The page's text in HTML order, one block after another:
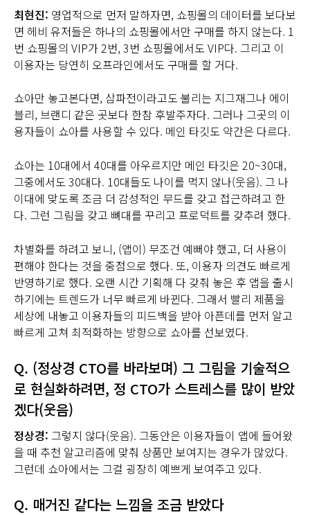
최현진: 영업적으로 먼저 말하자면, 쇼핑몰의 데이터를 보다보
면 헤비 유저들은 하나의 쇼핑몰에서만 구매를 하지 않는다. 1
번 쇼핑몰의 VIP가 2번, 3번 쇼핑몰에서도 VIP다. 그리고 이
이용자는 당연히 오프라인에서도 구매를 할 거다.
쇼아만 놓고본다면, 삼파전이라고도 불리는 지그재그나 에이
블리, 브랜디 같은 곳보다 한참 후발주자다. 그러나 그곳의 이
용자들이 쇼아를 사용할 수 있다. 메인 타깃도 약간은 다르다.
쇼아는 10대에서 40대를 아우르지만 메인 타깃은 20~30대,
그중에서도 30대다. 10대들도 나이를 먹지 않나(웃음). 그 나
이대에 맞도록 조금 더 감성적인 무드를 갖고 접근하려고 한
다. 그런 그림을 갖고 뼈대를 꾸리고 프로덕트를 갖추려 했다.
차별화를 하려고 보니, (앱이) 무조건 예뻐야 했고, 더 사용이
편해야 한다는 것을 중점으로 했다. 또, 이용자 의견도 빠르게
반영하기로 했다. 오랜 시간 기획해 다 갖춰 놓은 후 앱을 출시
하기에는 트렌드가 너무 빠르게 바뀐다. 그래서 빨리 제품을
세상에 내놓고 이용자들의 피드백을 받아 아픈데를 먼저 알고
빠르게 고쳐 최적화하는 방향으로 쇼아를 선보였다.
Q. (정상경 CTO를 바라보며) 그 그림을 기술적으
로 현실화하려면, 정 CTO가 스트레스를 많이 받았
겠다(웃음)
정상경: 그렇지 않다(웃음). 그동안은 이용자들이 앱에 들어왔
을 때 추천 알고리즘에 맞춰 상품만 보여지는 경우가 많았다.
그런데 쇼아에서는 그걸 굉장히 예쁘게 보여주고 있다.
Q. 매거진 같다는 느낌을 조금 받았다